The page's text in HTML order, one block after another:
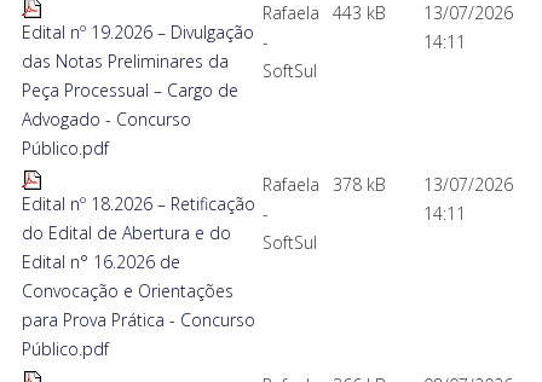
Edital nº 19.2026 – Divulgação
das Notas Preliminares da
Peça Processual – Cargo de
Advogado - Concurso
Público.pdf
Rafaela
-
SoftSul
443 kB
13/07/2026
14:11
Edital nº 18.2026 – Retificação
do Edital de Abertura e do
Edital n° 16.2026 de
Convocação e Orientações
para Prova Prática - Concurso
Público.pdf
Rafaela
-
SoftSul
378 kB
13/07/2026
14:11